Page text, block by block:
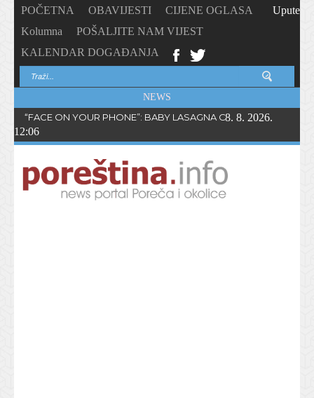
POČETNA OBAVIJESTI
CIJENE OGLASA
Kolumna
POŠALJITE NAM VIJEST
KALENDAR DOGAĐANJA
Upute
NEWS
“FACE ON YOUR PHONE”: BABY LASAGNA OBJAVIO NOVI
8. 8. 2026.
12:06